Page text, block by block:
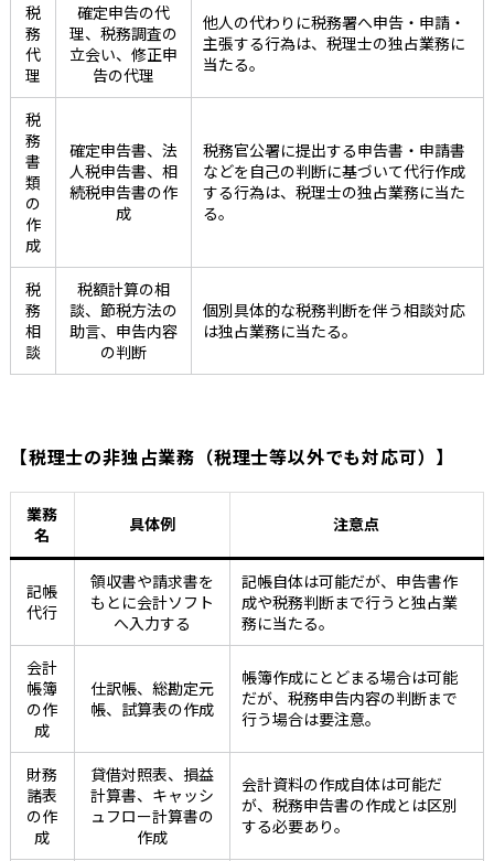
税
務
代
理
確定申告の代
理、税務調査の
立会い、修正申
告の代理
他人の代わりに税務署へ申告・申請・
主張する行為は、税理士の独占業務に
当たる。
税
務
書
類
の
作
成
確定申告書、法
人税申告書、相
続税申告書の作
成
税務官公署に提出する申告書・申請書
などを自己の判断に基づいて代行作成
する行為は、税理士の独占業務に当た
る。
税
務
相
談
税額計算の相
談、節税方法の
助言、申告内容
の判断
個別具体的な税務判断を伴う相談対応
は独占業務に当たる。
【税理士の非独占業務（税理士等以外でも対応可）】
業務
名
具体例 注意点
記帳
代行
領収書や請求書を
もとに会計ソフト
へ入力する
記帳自体は可能だが、申告書作
成や税務判断まで行うと独占業
務に当たる。
会計
帳簿
の作
成
仕訳帳、総勘定元
帳、試算表の作成
帳簿作成にとどまる場合は可能
だが、税務申告内容の判断まで
行う場合は要注意。
財務
諸表
の作
成
貸借対照表、損益
計算書、キャッシ
ュフロー計算書の
作成
会計資料の作成自体は可能だ
が、税務申告書の作成とは区別
する必要あり。